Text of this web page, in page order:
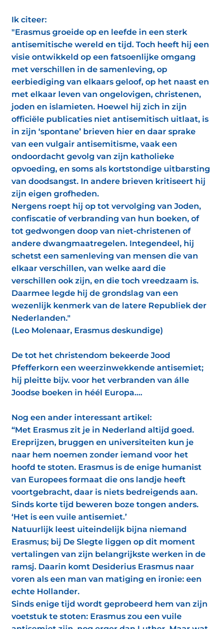
Ik citeer:
"Erasmus groeide op en leefde in een sterk
antisemitische wereld en tijd. Toch heeft hij een
visie ontwikkeld op een fatsoenlijke omgang
met verschillen in de samenleving, op
eerbiediging van elkaars geloof, op het naast en
met elkaar leven van ongelovigen, christenen,
joden en islamieten. Hoewel hij zich in zijn
officiële publicaties niet antisemitisch uitlaat, is
in zijn ‘spontane’ brieven hier en daar sprake
van een vulgair antisemitisme, vaak een
ondoordacht gevolg van zijn katholieke
opvoeding, en soms als kortstondige uitbarsting
van doodsangst. In andere brieven kritiseert hij
zijn eigen grofheden.
Nergens roept hij op tot vervolging van Joden,
confiscatie of verbranding van hun boeken, of
tot gedwongen doop van niet-christenen of
andere dwangmaatregelen. Integendeel, hij
schetst een samenleving van mensen die van
elkaar verschillen, van welke aard die
verschillen ook zijn, en die toch vreedzaam is.
Daarmee legde hij de grondslag van een
wezenlijk kenmerk van de latere Republiek der
Nederlanden."
(Leo Molenaar, Erasmus deskundige)
De tot het christendom bekeerde Jood
Pfefferkorn een weerzinwekkende antisemiet;
hij pleitte bijv. voor het verbranden van álle
Joodse boeken in héél Europa....
Nog een ander interessant artikel:
“Met Erasmus zit je in Nederland altijd goed.
Ereprijzen, bruggen en universiteiten kun je
naar hem noemen zonder iemand voor het
hoofd te stoten. Erasmus is de enige humanist
van Europees formaat die ons landje heeft
voortgebracht, daar is niets bedreigends aan.
Sinds korte tijd beweren boze tongen anders.
‘Het is een vuile antisemiet.’
Natuurlijk leest uiteindelijk bijna niemand
Erasmus; bij De Slegte liggen op dit moment
vertalingen van zijn belangrijkste werken in de
ramsj. Daarin komt Desiderius Erasmus naar
voren als een man van matiging en ironie: een
echte Hollander.
Sinds enige tijd wordt geprobeerd hem van zijn
voetstuk te stoten: Erasmus zou een vuile